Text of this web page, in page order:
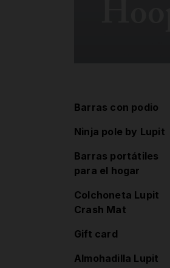
Barras con podio
Barras con Podio
Ninja pole by Lupit
Barras portátiles
para el hogar
Barras clásicos G2
G2
Barras de diamante
Colchoneta Lupit
Crash Mat
Colchoneta Lupit
Gift card
Almohadilla Lupit